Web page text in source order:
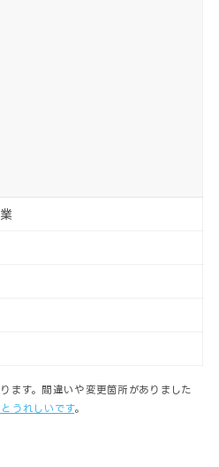
ます。間違いや変更箇所がありました
うれしいです。